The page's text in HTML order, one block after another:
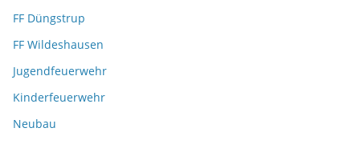
v
FF Düngstrup
FF Wildeshausen
Jugendfeuerwehr
Kinderfeuerwehr
Neubau